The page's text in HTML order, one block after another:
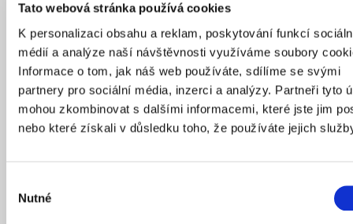
Tato webová stránka používá cookies
K personalizaci obsahu a reklam, poskytování funkcí
médií a analýze naší návštěvnosti využíváme soubory
Informace o tom, jak náš web používáte, sdílíme se svými
partnery pro sociální média, inzerci a analýzy. Partneři tyto
mohou zkombinovat s dalšími informacemi, které jste jim
nebo které získali v důsledku toho, že používáte jejich
souhlasu
Nutné
Trojská kotlina by měla být dokončena do roku 2030.
Zdroj: IPR Praha
Celková realizace nové podoby Trojské kotliny by měla
být dokončena v roce 2030. Na projektu se podílí hned
několik předních českých architektů a krajinářských
architektů – Eva Wagnerová, Pelčák a partner
2030.